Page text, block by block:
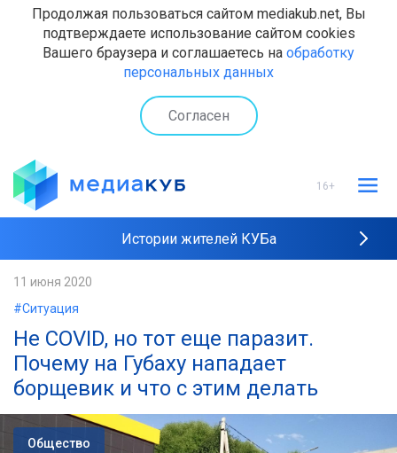
Продолжая пользоваться сайтом mediakub.net, Вы
подтверждаете использование сайтом cookies
Вашего браузера и соглашаетесь на обработку
персональных данных
Согласен
16+
Истории жителей КУБа
11 июня 2020
#Ситуация
Не COVID, но тот еще паразит.
Почему на Губаху нападает
борщевик и что с этим делать
Общество